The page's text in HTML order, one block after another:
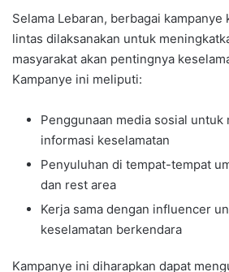
Selama Lebaran, berbagai kampanye
lintas dilaksanakan untuk
masyarakat akan pentingnya
Kampanye ini meliputi:
Penggunaan media sosial untuk
informasi keselamatan
Penyuluhan di tempat-tempat
dan rest area
Kerja sama dengan influencer
keselamatan berkendara
Kampanye ini diharapkan dapat